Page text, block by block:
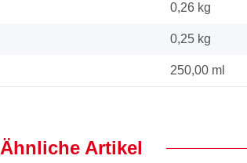
0,26 kg
0,25 kg
250,00 ml
Ähnliche Artikel